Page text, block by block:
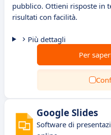
pubblico. Ottieni risposte in
risultati con facilità.
Più dettagli
Per
Google Slides
Software di